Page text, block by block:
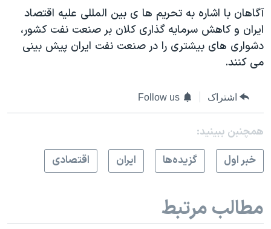
آگاهان با اشاره به تحریم ها ی بین المللی علیه اقتصاد
ایران و کاهش سرمایه گذاری کلان بر صنعت نفت کشور،
دشواری های بیشتری را در صنعت نفت ایران پیش بینی
می کنند.
اشتراک Follow us
همچنبن ببینید:
خبر اول
گزيده‌ها ايران اقتصادی
مطالب مرتبط